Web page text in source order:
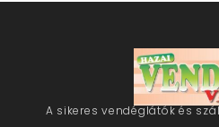
A sikeres vendéglátók és